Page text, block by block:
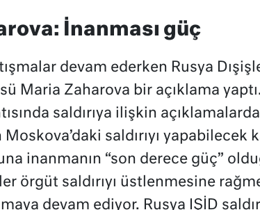
İnanması güç
devam ederken Rusya
Maria Zaharova bir açıklama
saldırıya ilişkin
Moskova’daki saldırıyı
inanmanın “son derece güç”
örgüt saldırıyı üstlenmesine
devam ediyor. Rusya IŞİD